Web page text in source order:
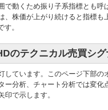
で動くため振り子系指標とも
、株価が上がり続けると指標
。
のテクニカル売買シグ
しています。このページ下部
ー分析、チャート分析では変
印で示します。